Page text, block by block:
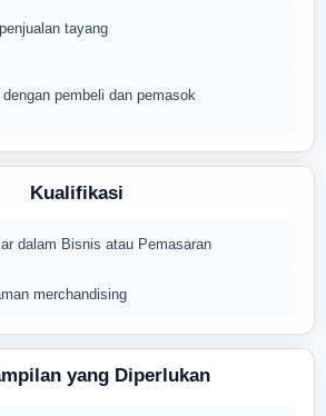
tayang
pembeli dan pemasok
Kualifikasi
dalam Bisnis atau Pemasaran
merchandising
yang Diperlukan